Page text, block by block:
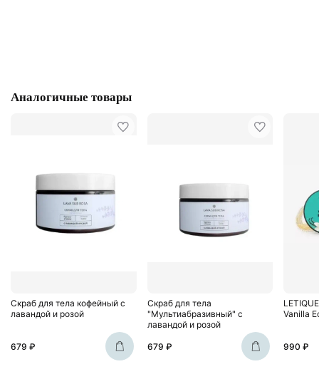
Аналогичные товары
Скраб для тела кофейный с
лавандой и розой
679 ₽
Скраб для тела
"Мультиабразивный" с
лавандой и розой
679 ₽
Vanilla
990 ₽